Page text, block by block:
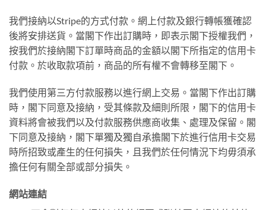
我們接納以Stripe的方式付款。網上付款及銀行轉帳獲確認
後將安排送貨。當閣下作出訂購時，即表示閣下授權我們，
按我們於接納閣下訂單時商品的金額以閣下所指定的信用卡
付款。於收取款項前，商品的所有權不會轉移至閣下。
我們使用第三方付款服務以進行網上交易。當閣下作出訂購
時，閣下同意及接納，受其條款及細則所限，閣下的信用卡
資料將會被我們以及付款服務供應商收集、處理及保留。閣
下同意及接納，閣下單獨及獨自承擔閣下於進行信用卡交易
時所招致或產生的任何損失，且我們於任何情況下均毋須承
擔任何有關全部或部分損失。
網站連結